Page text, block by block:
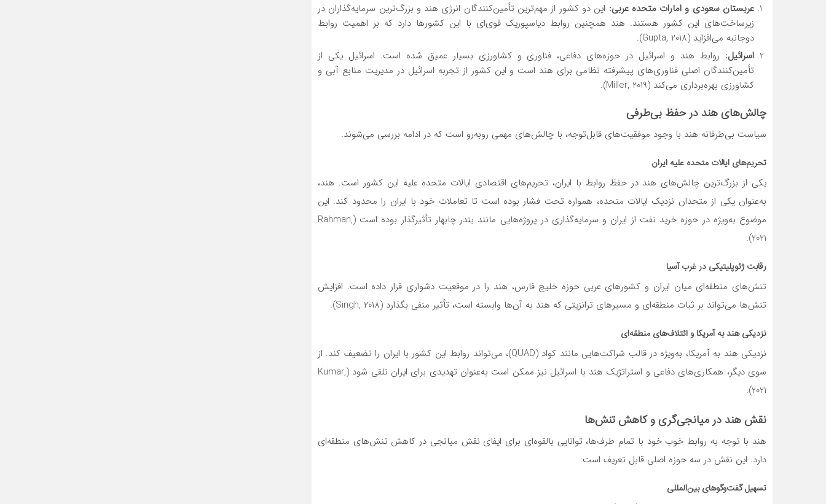
عربستان سعودی و امارات متحده عربی: این دو کشور از مهم‌ترین تأمین‌کنندگان انرژی هند و بزرگ‌ترین سرمایه‌گذاران در
زیرساخت‌های این کشور هستند. هند همچنین روابط دیاسپوریک قوی‌ای با این کشورها دارد که بر اهمیت روابط
دوجانبه می‌افزاید (Gupta, 2018).
اسرائیل: روابط هند و اسرائیل در حوزه‌های دفاعی، فناوری و کشاورزی بسیار عمیق شده است. اسرائیل یکی از
تأمین‌کنندگان اصلی فناوری‌های پیشرفته نظامی برای هند است و این کشور از تجربه اسرائیل در مدیریت منابع آبی و
کشاورزی بهره‌برداری می‌کند (Miller, 2019).
چالش‌های هند در حفظ بی‌طرفی
سیاست بی‌طرفانه هند با وجود موفقیت‌های قابل‌توجه، با چالش‌های مهمی روبه‌رو است که در ادامه بررسی می‌شوند.
تحریم‌های ایالات متحده علیه ایران
یکی از بزرگ‌ترین چالش‌های هند در حفظ روابط با ایران، تحریم‌های اقتصادی ایالات متحده علیه این کشور است. هند،
به‌عنوان یکی از متحدان نزدیک ایالات متحده، همواره تحت فشار بوده است تا تعاملات خود با ایران را محدود کند. این
موضوع به‌ویژه در حوزه خرید نفت از ایران و سرمایه‌گذاری در پروژه‌هایی مانند بندر چابهار تأثیرگذار بوده است (Rahman,
2021).
رقابت ژئوپلیتیکی در غرب آسیا
تنش‌های منطقه‌ای میان ایران و کشورهای عربی حوزه خلیج فارس، هند را در موقعیت دشواری قرار داده است. افزایش
تنش‌ها می‌تواند بر ثبات منطقه‌ای و مسیرهای ترانزیتی که هند به آن‌ها وابسته است، تأثیر منفی بگذارد (Singh, 2018).
نزدیکی هند به آمریکا و ائتلاف‌های منطقه‌ای
نزدیکی هند به آمریکا، به‌ویژه در قالب شراکت‌هایی مانند کواد (QUAD)، می‌تواند روابط این کشور با ایران را تضعیف کند. از
سوی دیگر، همکاری‌های دفاعی و استراتژیک هند با اسرائیل نیز ممکن است به‌عنوان تهدیدی برای ایران تلقی شود (Kumar,
2021).
نقش هند در میانجی‌گری و کاهش تنش‌ها
هند با توجه به روابط خوب خود با تمام طرف‌ها، توانایی بالقوه‌ای برای ایفای نقش میانجی در کاهش تنش‌های منطقه‌ای
دارد. این نقش در سه حوزه اصلی قابل تعریف است:
تسهیل گفت‌وگوهای بین‌المللی